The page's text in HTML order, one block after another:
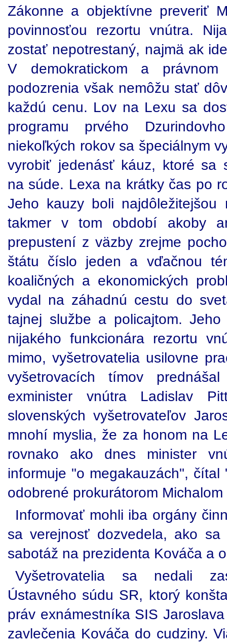
Zákonne a objektívne preveriť
povinnosťou rezortu vnútra.
zostať nepotrestaný, najmä ak
V demokratickom a
podozrenia však nemôžu stať
každú cenu. Lov na Lexu sa
programu prvého
niekoľkých rokov sa špeciálnym
vyrobiť jedenásť káuz, ktoré sa
na súde. Lexa na krátky čas po
Jeho kauzy boli najdôležitejšou
takmer v tom období akoby
prepustení z väzby zrejme
štátu číslo jeden a vďačnou
koaličných a ekonomických
vydal na záhadnú cestu do
tajnej službe a policajtom.
nijakého funkcionára rezortu
mimo, vyšetrovatelia usilovne
vyšetrovacích tímov
exminister vnútra Ladislav
slovenských vyšetrovateľov
mnohí myslia, že za honom na
rovnako ako dnes minister
informuje "o megakauzách",
odobrené prokurátorom
Informovať mohli iba orgány
sa verejnosť dozvedela, ako sa
sabotáž na prezidenta Kováča a
Vyšetrovatelia sa nedali
Ústavného súdu SR, ktorý
práv exnámestníka SIS
zavlečenia Kováča do cudziny.